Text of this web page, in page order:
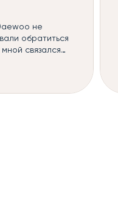
не
обратиться
сделать